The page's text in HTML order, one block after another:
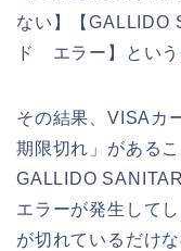
ない】【GALLIDO
ド エラー】という
その結果、VISAカ
期限切れ」がある
GALLIDO
エラーが発生して
が切れているだけ